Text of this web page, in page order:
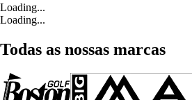
Loading...
Loading...
Todas as nossas marcas